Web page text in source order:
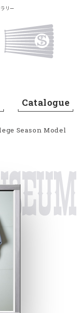
リー
Catalogue
Season Model